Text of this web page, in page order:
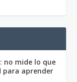
no mide lo que
para aprender